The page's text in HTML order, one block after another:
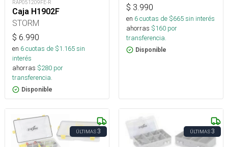
RAP051209FE-R
Caja H1902F
STORM
$ 6.990
en 6cuotas de $1.165sin
interés
ahorras $280 por
transferencia.
Disponible
$ 3.990
en 6cuotas de $665sin interés
ahorras $160 por
transferencia.
Disponible
ÚLTIMAS3 ÚLTIMAS3